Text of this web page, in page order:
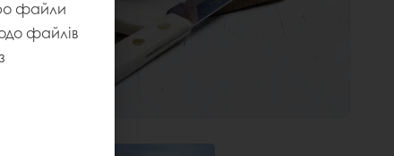
файли
файлів